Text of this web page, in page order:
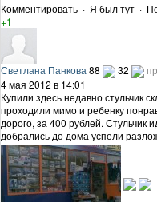
Комментировать · Я был тут ·
+1
Светлана Панкова 88 32
4 мая 2012 в 14:01
Купили здесь недавно стульчик
проходили мимо и ребенку
дорого, за 400 рублей. Стульчик
добрались до дома успели